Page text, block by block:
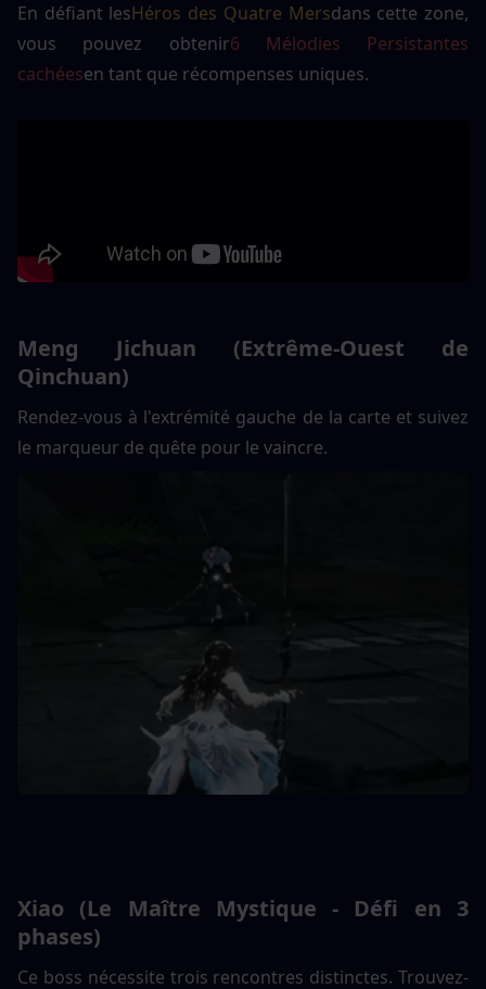
En défiant lesHéros des Quatre Mersdans cette zone,
vous pouvez obtenir6 Mélodies Persistantes
cachéesen tant que récompenses uniques.
Meng Jichuan (Extrême-Ouest de
Qinchuan)
Rendez-vous à l'extrémité gauche de la carte et suivez
le marqueur de quête pour le vaincre.
Xiao (Le Maître Mystique - Défi en 3
phases)
Ce boss nécessite trois rencontres distinctes. Trouvez-